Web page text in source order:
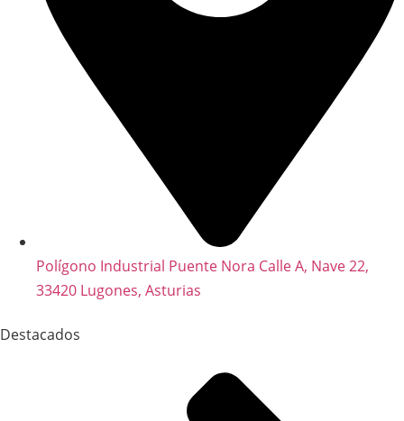
Polígono Industrial Puente Nora Calle A, Nave 22,
33420 Lugones, Asturias
Destacados